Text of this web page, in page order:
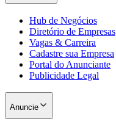
Hub de Negócios
Diretório de Empresas
Vagas & Carreira
Cadastre sua Empresa
Portal do Anunciante
Publicidade Legal
Anuncie